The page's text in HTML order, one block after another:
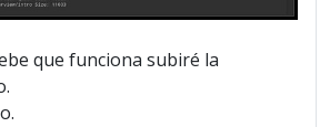
que funciona subiré la